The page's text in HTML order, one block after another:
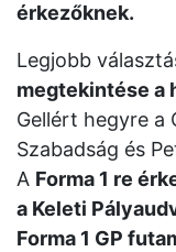
érkezőknek.
Legjobb
megtekintése a
Gellért hegyre a
Szabadság és
A Forma 1 re
a Keleti
Forma 1 GP